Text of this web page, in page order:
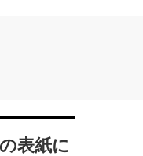
表紙に